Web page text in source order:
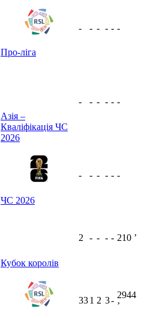
Про-ліга
- - - - - -
Азія –
Кваліфікація ЧС
2026
- - - - - -
ЧС 2026
- - - - - -
Кубок королів
2 - - - - 210 ʼ
331 2 3-
2944
ʼ